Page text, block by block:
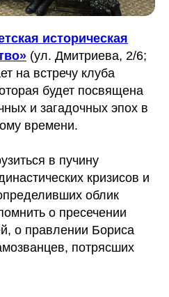
историческая
(ул. Дмитриева, 2/6;
на встречу клуба
будет посвящена
и загадочных эпох в
времени.
в пучину
кризисов и
облик
о пресечении
о правлении Бориса
потрясших